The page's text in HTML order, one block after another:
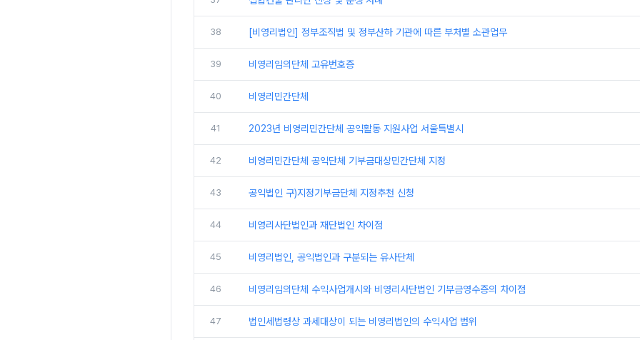
38 [비영리법인] 정부조직법 및 정부산하 기관에 따른 부처별 소관업무
39 비영리임의단체 고유번호증
40 비영리민간단체
41 2023년 비영리민간단체 공익활동 지원사업 서울특별시
42 비영리민간단체 공익단체 기부금대상민간단체 지정
43 공익법인 구)지정기부금단체 지정추천 신청
44 비영리사단법인과 재단법인 차이점
45 비영리법인, 공익법인과 구분되는 유사단체
46 비영리임의단체 수익사업개시와 비영리사단법인 기부금영수증의 차이점
47 법인세법령상 과세대상이 되는 비영리법인의 수익사업 범위